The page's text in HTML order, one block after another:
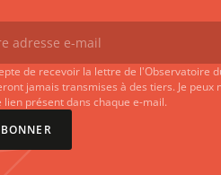
de recevoir la lettre de l'Observatoire
jamais transmises à des tiers. Je
lien présent dans chaque e-mail.